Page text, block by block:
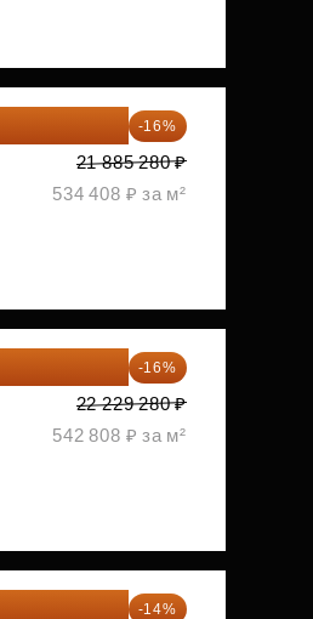
-16%
21 885 280 ₽
534 408 ₽ за м²
-16%
22 229 280 ₽
542 808 ₽ за м²
-14%